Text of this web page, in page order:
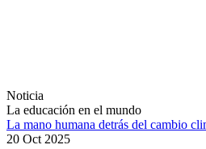
Noticia
La educación en el mundo
La mano humana detrás del cambio
20 Oct 2025